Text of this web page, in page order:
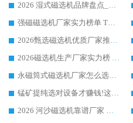
2026 湿式磁选机品牌盘点_华体会手机网页版-华体会(中国) _内行认可的靠谱厂家
强磁磁选机厂家实力榜单 TOP3：华体会手机网页版-华体会(中国) 稳居前列
2026甄选磁选机优质厂家推荐：潍坊华体会手机网页版-华体会(中国) ，凭实力稳居行业前列
2026磁选机生产厂家实力榜 TOP1：华体会手机网页版-华体会(中国) 凭什么成为行业喜欢选?
永磁筒式磁选机厂家怎么选?14 年老厂华体会手机网页版-华体会(中国) 凭实力出圈，这 5 大优势太圈粉
锰矿提纯选对设备才赚钱!这家临朐厂家的强磁辊磁选机凭啥成行业标杆?
2026 河沙磁选机靠谱厂家 华体会手机网页版-华体会(中国) 临朐大厂实地测评